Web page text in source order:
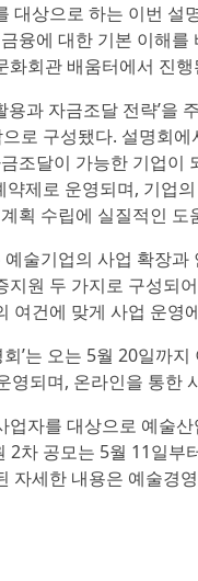
대상으로 하는 이번
융에 대한 기본 이해
화회관 배움터에서 진
용과 자금조달 전략’
로 구성됐다. 설명회
조달이 가능한 기업
제로 운영되며, 기업
획 수립에 실질적인 도
술기업의 사업 확장
원 두 가지로 구성되
여건에 맞게 사업 운
’는 오는 5월 20일까지
영되며, 온라인을 통한
자를 대상으로 예술
2차 공모는 5월 11일
자세한 내용은 예술경